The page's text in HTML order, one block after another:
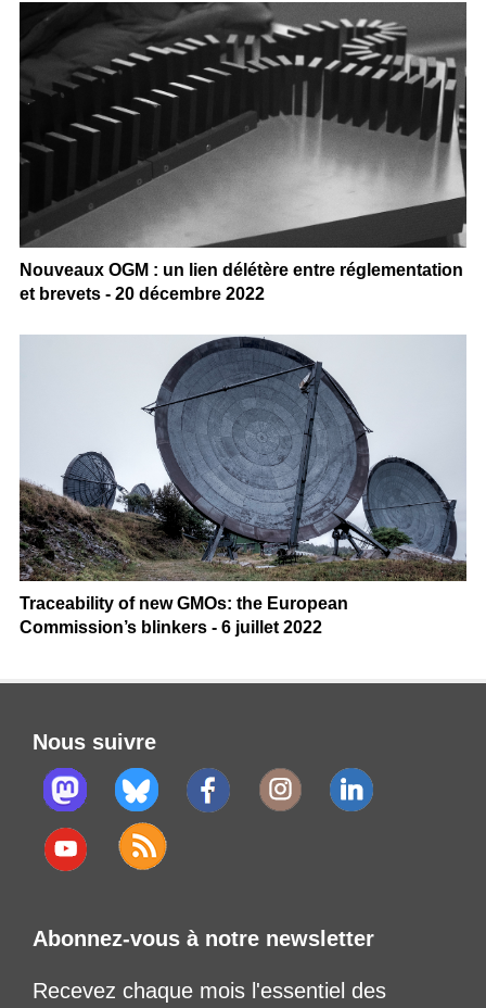
Nouveaux OGM : un lien délétère entre réglementation
et brevets - 20 décembre 2022
Traceability of new GMOs: the European
Commission’s blinkers - 6 juillet 2022
Nous suivre
Abonnez-vous à notre newsletter
Recevez chaque mois l'essentiel des